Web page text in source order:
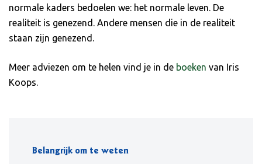
normale kaders bedoelen we: het normale leven. De
realiteit is genezend. Andere mensen die in de realiteit
staan zijn genezend.
Meer adviezen om te helen vind je in de boeken van Iris
Koops.
Belangrijk om te weten